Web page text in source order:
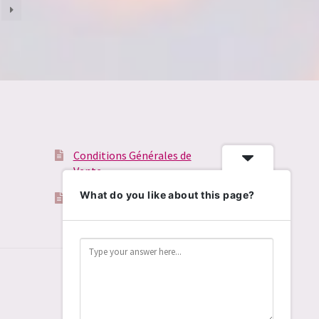
Conditions Générales de
Vente
Validation du panier
What do you like about this page?